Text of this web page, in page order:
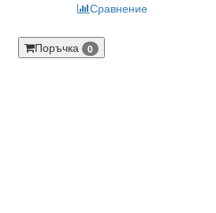
Сравнение
Поръчка 0